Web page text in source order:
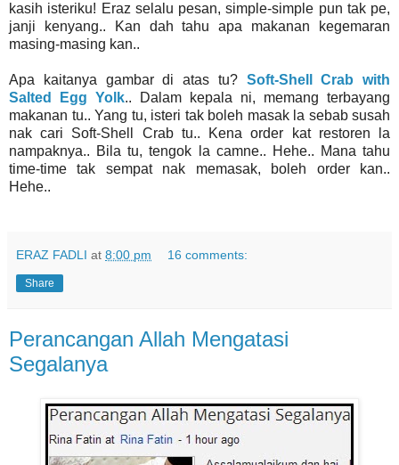
kasih isteriku! Eraz selalu pesan, simple-simple pun tak pe,
janji kenyang.. Kan dah tahu apa makanan kegemaran
masing-masing kan..
Apa kaitanya gambar di atas tu? Soft-Shell Crab with
Salted Egg Yolk.. Dalam kepala ni, memang terbayang
makanan tu.. Yang tu, isteri tak boleh masak la sebab susah
nak cari Soft-Shell Crab tu.. Kena order kat restoren la
nampaknya.. Bila tu, tengok la camne.. Hehe.. Mana tahu
time-time tak sempat nak memasak, boleh order kan..
Hehe..
ERAZ FADLI at 8:00 pm 16 comments:
Share
Perancangan Allah Mengatasi
Segalanya